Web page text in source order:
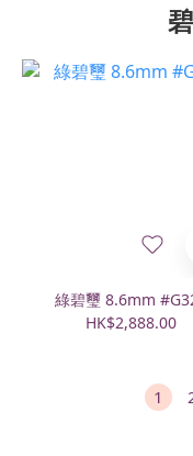
綠碧璽 8.6mm
HK$2,888.00
1